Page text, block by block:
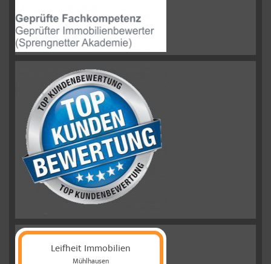
Leifheit Immobilien
Mühlhausen